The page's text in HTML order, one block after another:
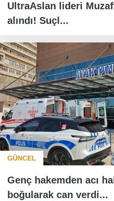
UltraAslan lideri
alındı! Suçl...
GÜNCEL
Genç hakemden acı
boğularak can verdi...